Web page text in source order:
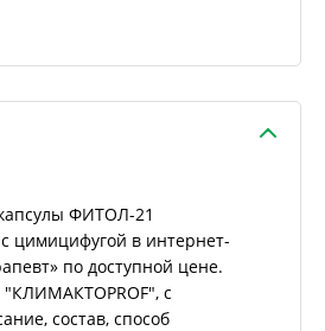
ФИТОЛ-21
цимицифугой в интернет-
по доступной цене.
с
состав, способ